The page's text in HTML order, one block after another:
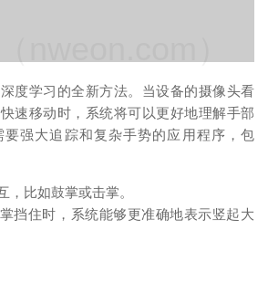
度学习的全新方法。当设备的摄像头看
速移动时，系统将可以更好地理解手部
要强大追踪和复杂手势的应用程序，包
，比如鼓掌或击掌。
挡住时，系统能够更准确地表示竖起大